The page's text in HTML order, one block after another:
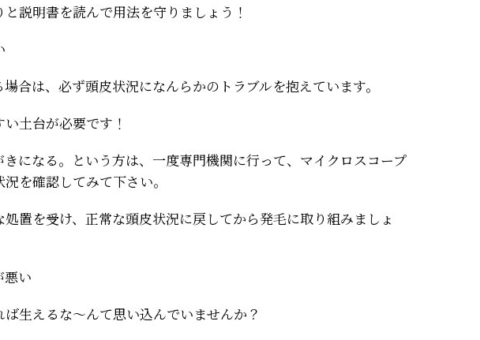
説明書を読んで用法を守りましょう！
合は、必ず頭皮状況になんらかのトラブルを抱えています。
土台が必要です！
になる。という方は、一度専門機関に行って、マイクロスコープ
を確認してみて下さい。
処置を受け、正常な頭皮状況に戻してから発毛に取り組みましょ
い
生えるな～んて思い込んでいませんか？